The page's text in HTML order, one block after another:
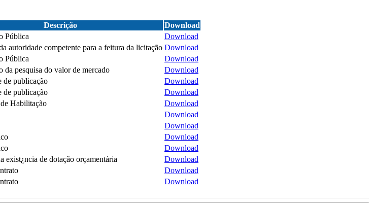
Descrição
Download
Pública
Download
autoridade competente para a feitura da licitação Download
Pública
Download
da pesquisa do valor de mercado
Download
de publicação
Download
de publicação
Download
Habilitação
Download
Download
Download
Download
Download
exist¿ncia de dotação orçamentária
Download
Download
Download